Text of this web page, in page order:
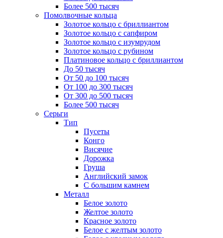
Более 500 тысяч
Помолвочные кольца
Золотое кольцо с бриллиантом
Золотое кольцо с сапфиром
Золотое кольцо с изумрудом
Золотое кольцо с рубином
Платиновое кольцо с бриллиантом
До 50 тысяч
От 50 до 100 тысяч
От 100 до 300 тысяч
От 300 до 500 тысяч
Более 500 тысяч
Серьги
Тип
Пусеты
Конго
Висячие
Дорожка
Груша
Английский замок
С большим камнем
Металл
Белое золото
Желтое золото
Красное золото
Белое с желтым золото